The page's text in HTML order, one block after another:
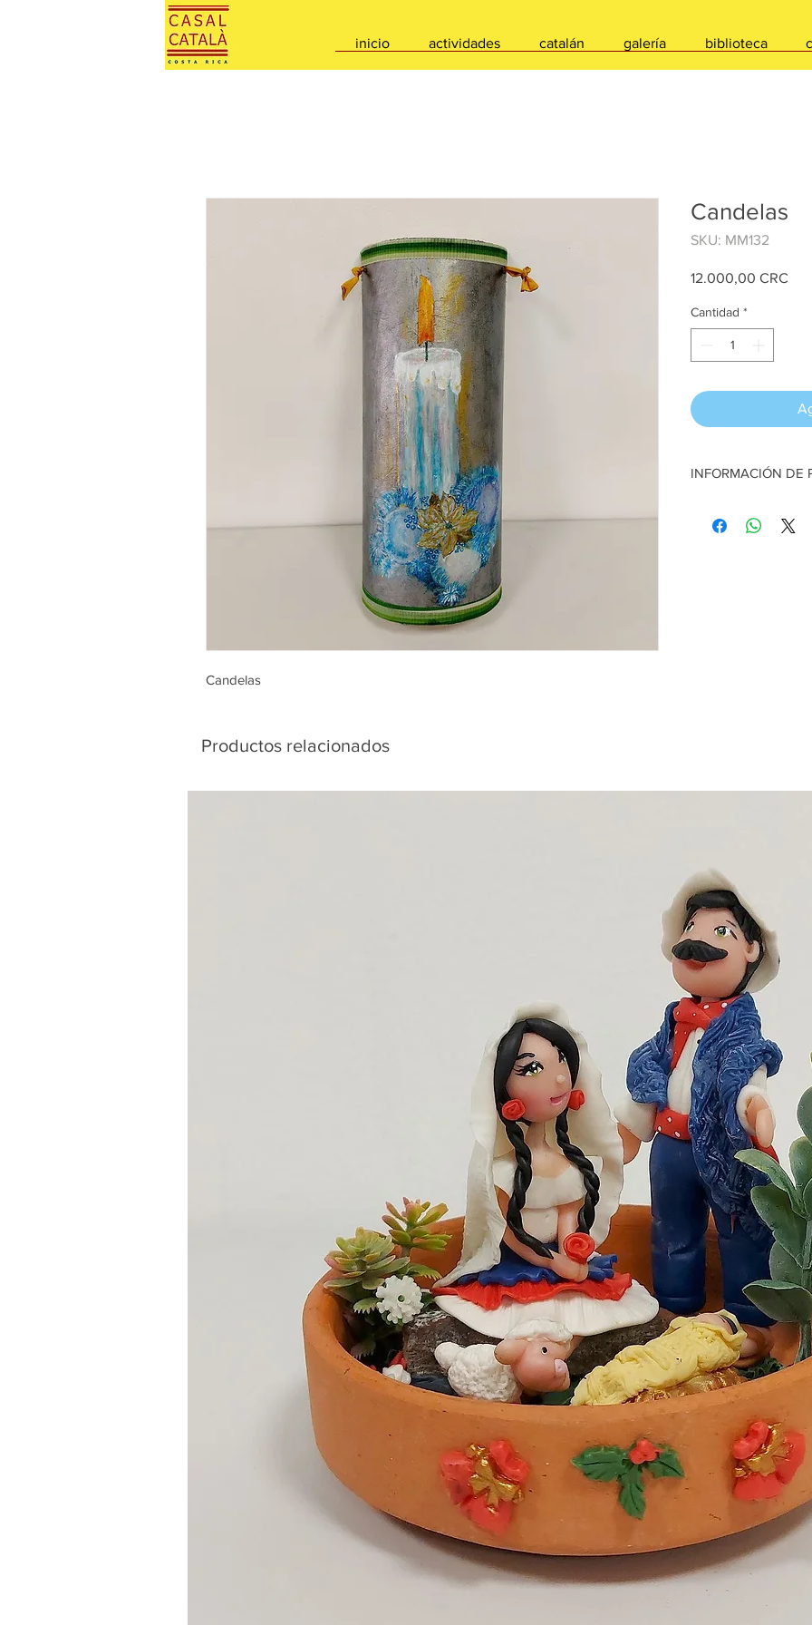
inicio actividades catalán galería biblioteca
Candelas
Candelas
SKU: MM132
12.000,00 CRC
Cantidad *
INFORMACIÓN DE
cm ancho x 45 alto
Productos relacionados